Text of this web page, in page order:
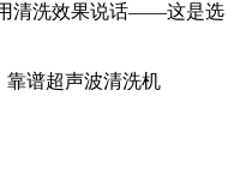
清洗效果说话——这是选